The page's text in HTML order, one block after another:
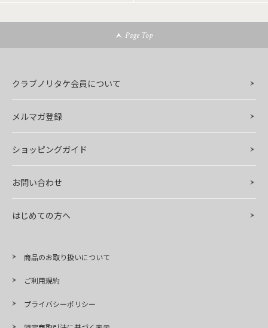
Page Top
クラブノリタケ会員について
メルマガ登録
ショッピングガイド
お問い合わせ
はじめての方へ
商品のお取り扱いについて
ご利用規約
プライバシーポリシー